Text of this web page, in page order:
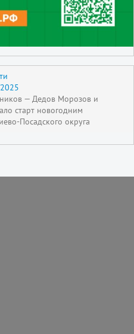
— Дедов Морозов и
старт новогодним
Посадского округа